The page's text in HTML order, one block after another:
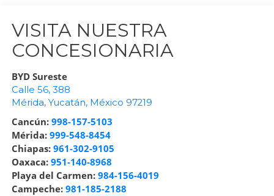
VISITA NUESTRA
CONCESIONARIA
BYD Sureste
Calle 56, 388
Mérida, Yucatán, México 97219
Cancún: 998-157-5103
Mérida: 999-548-8454
Chiapas: 961-302-9105
Oaxaca: 951-140-8968
Playa del Carmen: 984-156-4019
Campeche: 981-185-2188